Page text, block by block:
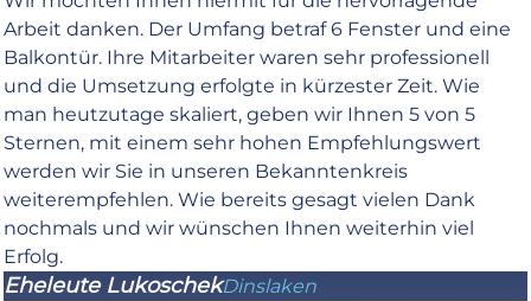
Arbeit danken. Der Umfang betraf 6 Fenster und eine
Balkontür. Ihre Mitarbeiter waren sehr professionell
und die Umsetzung erfolgte in kürzester Zeit. Wie
man heutzutage skaliert, geben wir Ihnen 5 von 5
Sternen, mit einem sehr hohen Empfehlungswert
werden wir Sie in unseren Bekanntenkreis
weiterempfehlen. Wie bereits gesagt vielen Dank
nochmals und wir wünschen Ihnen weiterhin viel
Erfolg.
Eheleute LukoschekDinslaken